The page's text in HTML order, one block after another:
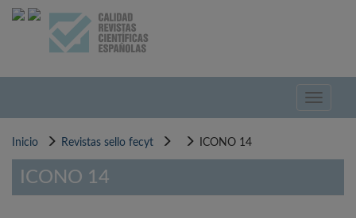
Pasar
Toggle
Inicio Revistas sello fecyt ICONO 14
ICONO 14